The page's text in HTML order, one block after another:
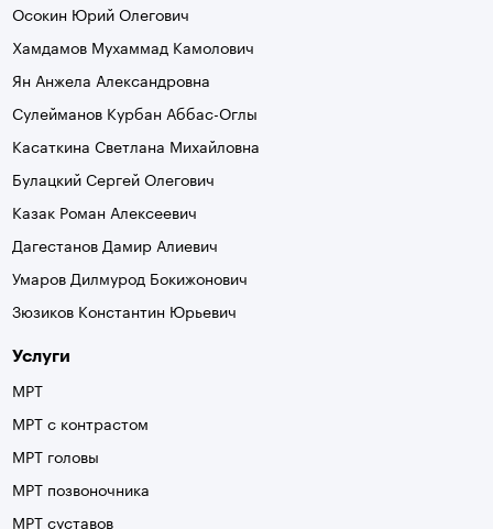
Осокин Юрий Олегович
Хамдамов Мухаммад Камолович
Ян Анжела Александровна
Сулейманов Курбан Аббас-Оглы
Касаткина Светлана Михайловна
Булацкий Сергей Олегович
Казак Роман Алексеевич
Дагестанов Дамир Алиевич
Умаров Дилмурод Бокижонович
Зюзиков Константин Юрьевич
Услуги
МРТ
МРТ с контрастом
МРТ головы
МРТ позвоночника
МРТ суставов